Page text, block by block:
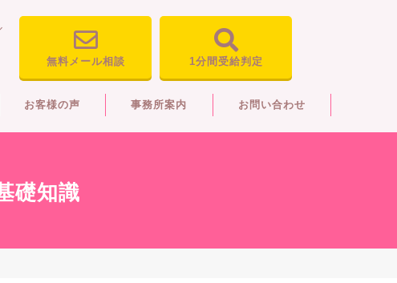
無料メール相談 1分間受給判定
お客様の声 事務所案内 お問い合わせ
礎知識